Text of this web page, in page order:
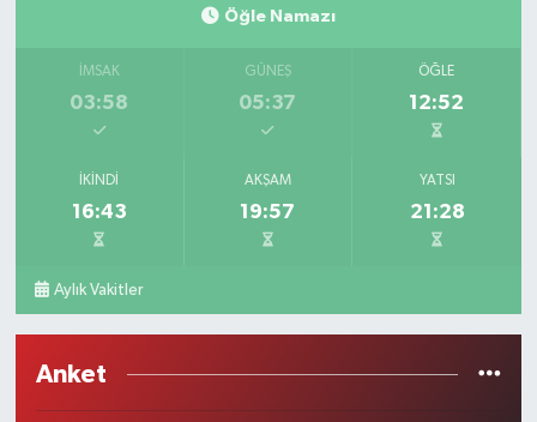
Öğle Namazı
İMSAK
03:58
GÜNEŞ
05:37
ÖĞLE
12:52
İKINDI
16:43
AKŞAM
19:57
YATSI
21:28
Aylık Vakitler
Anket